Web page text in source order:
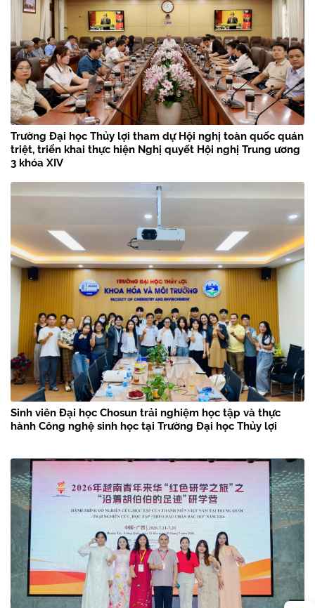
Trường Đại học Thủy lợi tham dự Hội nghị toàn quốc quán
triệt, triển khai thực hiện Nghị quyết Hội nghị Trung ương
3 khóa XIV
Sinh viên Đại học Chosun trải nghiệm học tập và thực
hành Công nghệ sinh học tại Trường Đại học Thủy lợi